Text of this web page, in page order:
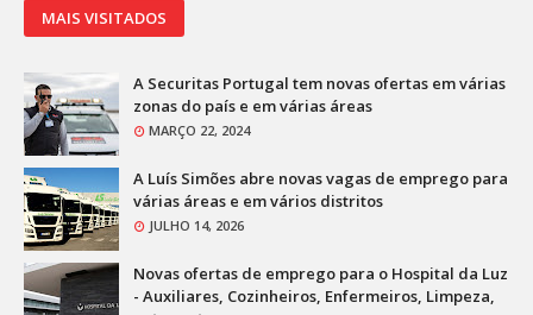
MAIS VISITADOS
A Securitas Portugal tem novas ofertas em várias
zonas do país e em várias áreas
MARÇO 22, 2024
A Luís Simões abre novas vagas de emprego para
várias áreas e em vários distritos
JULHO 14, 2026
Novas ofertas de emprego para o Hospital da Luz
- Auxiliares, Cozinheiros, Enfermeiros, Limpeza,